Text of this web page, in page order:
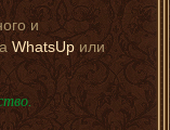
и
WhatsUp или